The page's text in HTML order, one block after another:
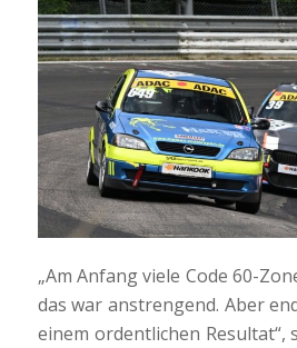
„Am Anfang viele Code 60-
das war anstrengend. Aber
einem ordentlichen Resultat“,